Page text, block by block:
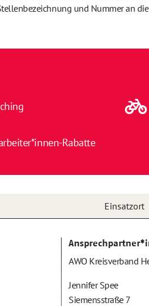
und Nummer an
Rabatte
Einsatzort
AWO Kreisverband
Jennifer Spee
Siemensstraße 7